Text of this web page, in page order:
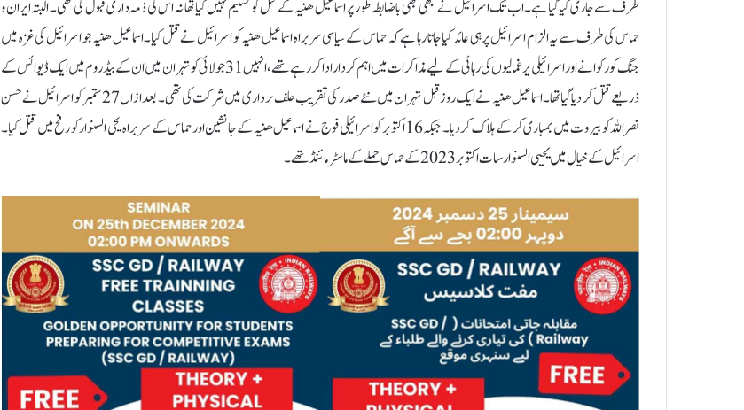
طرف سے جاری کیا گیا ہے۔اب تک اسرائیل نے کبھی بھی باضابطہ طور پر اسماعیل ھنیہ کے قتل کو تسلیم نہیں کیا تھا نہ اس کی ذمہ داری قبول کی تھی۔ البتہ ایران و
حماس کی طرف سے یہ الزام اسرائیل پر ہی عائد کیا جاتا رہا ہے کہ حماس کے سیاسی سربراہ اسماعیل ھنیہ کو اسرائیل نے قتل کیا۔اسماعیل ھنیہ جو اسرائیل کی غزہ میں
جنگ کو رکوانے اور اسرائیلی یرغمالیوں کی رہائی کے لیے مذاکرات میں اہم کر دار ادا کر رہے تھے ، انہیں 31 جولائی کو تہران میں ان کے بیڈروم میں ایک ڈیوائس کے
ذریعے قتل کر دیا گیا تھا۔اسماعیل ھنیہ نے ایک روز قبل تہران میں نئے صدر کی تقریب حلف برداری میں شرکت کی تھی۔ بعدازاں 27 ستمبر کو اسرائیل نے حسن
نصراللہ کو بیروت میں بمباری کر کے ہلاک کر دیا۔ جبکہ 16 اکتوبر کو اسرائیلی فوج نے اسماعیل ھنیہ کے جانشین اور حماس کے سربراہ یحی السنوار کو رفح میں قتل کیا۔
اسرائیل کے خیال میں یحیی السنوار سات اکتوبر 2023 کے حماس حملے کے ماسٹر مائنڈ تھے۔